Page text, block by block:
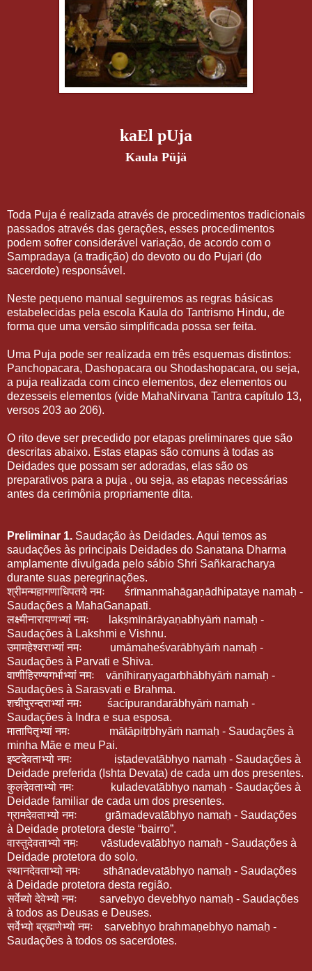
kaEl pUja
Kaula Püjä
Toda Puja é realizada através de procedimentos tradicionais
passados através das gerações, esses procedimentos
podem sofrer considerável variação, de acordo com o
Sampradaya (a tradição) do devoto ou do Pujari (do
sacerdote) responsável.
Neste pequeno manual seguiremos as regras básicas
estabelecidas pela escola Kaula do Tantrismo Hindu, de
forma que uma versão simplificada possa ser feita.
Uma Puja pode ser realizada em três esquemas distintos:
Panchopacara, Dashopacara ou Shodashopacara, ou seja,
a puja realizada com cinco elementos, dez elementos ou
dezesseis elementos (vide MahaNirvana Tantra capítulo 13,
versos 203 ao 206).
O rito deve ser precedido por etapas preliminares que são
descritas abaixo. Estas etapas são comuns à todas as
Deidades que possam ser adoradas, elas são os
preparativos para a puja , ou seja, as etapas necessárias
antes da cerimônia propriamente dita.
Preliminar 1. Saudação às Deidades. Aqui temos as
saudações às principais Deidades do Sanatana Dharma
amplamente divulgada pelo sábio Shri Sañkaracharya
durante suas peregrinações.
श्रीमन्महागणाधिपतये नमः
śrīmanmahāgaṇādhipataye namaḥ -
Saudações a MahaGanapati.
लक्ष्मीनारायणभ्यां नमः
lakṣmīnārāyaṇabhyāṁ namaḥ -
Saudações à Lakshmi e Vishnu.
उमामहेश्वराभ्यां नमः
umāmaheśvarābhyāṁ namaḥ -
Saudações à Parvati e Shiva.
वाणीहिरण्यगर्भाभ्यां नमः
vāṇīhiraṇyagarbhābhyāṁ namaḥ -
Saudações à Sarasvati e Brahma.
शचीपुरन्दराभ्यां नमः
śacīpurandarābhyāṁ namaḥ -
Saudações à Indra e sua esposa.
मातापितृभ्यां नमः
mātāpitṛbhyāṁ namaḥ - Saudações à
minha Mãe e meu Pai.
इष्टदेवताभ्यो नमः
iṣṭadevatābhyo namaḥ - Saudações à
Deidade preferida (Ishta Devata) de cada um dos presentes.
कुलदेवताभ्यो नमः
kuladevatābhyo namaḥ - Saudações à
Deidade familiar de cada um dos presentes.
ग्रामदेवताभ्यो नमः
grāmadevatābhyo namaḥ - Saudações
à Deidade protetora deste “bairro”.
वास्तुदेवताभ्यो नमः
vāstudevatābhyo namaḥ - Saudações à
Deidade protetora do solo.
स्थानदेवताभ्यो नमः
sthānadevatābhyo namaḥ - Saudações
à Deidade protetora desta região.
सर्वेब्यो देवेभ्यो नमः
sarvebyo devebhyo namaḥ - Saudações
à todos as Deusas e Deuses.
सर्वेभ्यो ब्रह्मणेभ्यो नमः
sarvebhyo brahmaṇebhyo namaḥ -
Saudações à todos os sacerdotes.